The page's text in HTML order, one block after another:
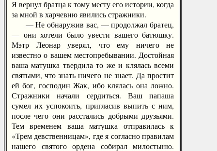
Я вернул братца к тому месту его истории, когда
за мной в харчевню явились стражники.
— Не обнаружив вас, — продолжал братец,
— они хотели было увести вашего батюшку.
Мэтр Леонар уверял, что ему ничего не
известно о вашем местопребывании. Достойная
ваша матушка твердила то же и клялась всеми
святыми, что знать ничего не знает. Да простит
ей бог, господин Жак, ибо клялась она ложно.
Стражники начали сердиться. Ваш папаша
сумел их успокоить, пригласив выпить с ним,
после чего они расстались добрыми друзьями.
Тем временем ваша матушка отправилась к
«Трем девственницам», где я согласно правилам
нашего святого ордена собирал милостыню.